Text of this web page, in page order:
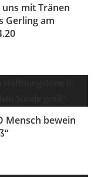
mit Tränen
Gerling am
Mensch bewein